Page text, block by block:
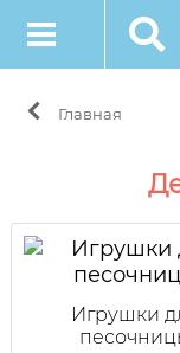
Главная
Игрушки